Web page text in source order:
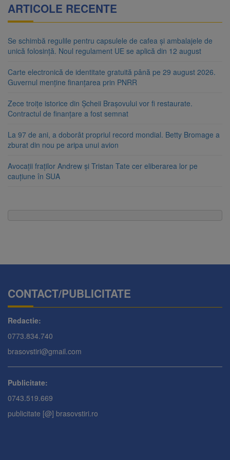
ARTICOLE RECENTE
Se schimbă regulile pentru capsulele de cafea și ambalajele de
unică folosință. Noul regulament UE se aplică din 12 august
Carte electronică de identitate gratuită până pe 29 august 2026.
Guvernul menține finanțarea prin PNRR
Zece troițe istorice din Șcheii Brașovului vor fi restaurate.
Contractul de finanțare a fost semnat
La 97 de ani, a doborât propriul record mondial. Betty Bromage a
zburat din nou pe aripa unui avion
Avocații fraților Andrew și Tristan Tate cer eliberarea lor pe
cauțiune în SUA
CONTACT/PUBLICITATE
Redactie:
0773.834.740
brasovstiri@gmail.com
Publicitate:
0743.519.669
publicitate [@] brasovstiri.ro